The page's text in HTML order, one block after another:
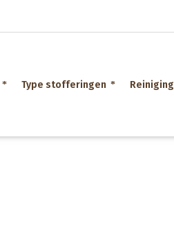
Type stofferingen Reiniging